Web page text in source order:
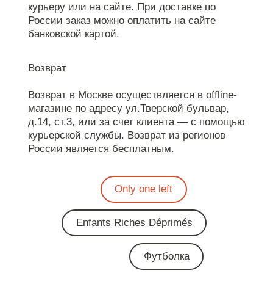
курьеру или на сайте. При доставке по
России заказ можно оплатить на сайте
банковской картой.
Возврат
Возврат в Москве осуществляется в offline-
магазине по адресу ул.Тверской бульвар,
д.14, ст.3, или за счет клиента — с помощью
курьерской службы. Возврат из регионов
России является бесплатным.
Only one left
Enfants Riches Déprimés
Футболка